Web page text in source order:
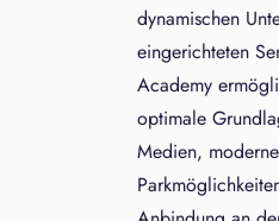
dynamischen
eingerichteten
Academy
optimale
Medien,